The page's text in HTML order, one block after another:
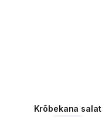
Krõbekana salat